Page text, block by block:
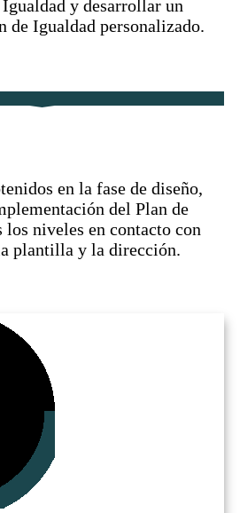
y desarrollar un
de Igualdad personalizado.
en la fase de diseño​,
del Plan de
los niveles ​en contacto con
plantilla y la dirección.